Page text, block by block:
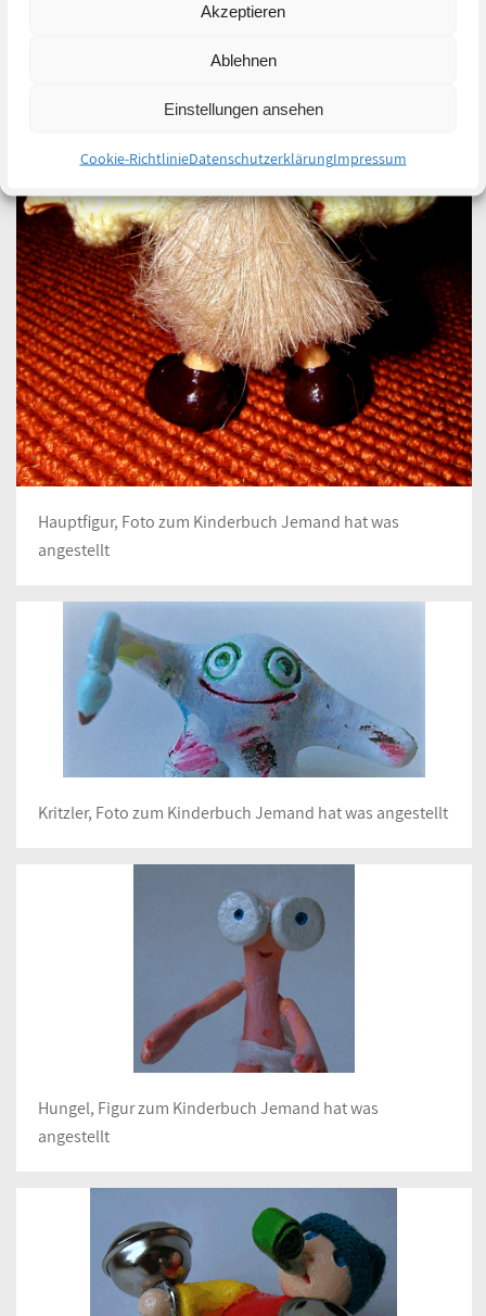
Akzeptieren
Ablehnen
Einstellungen ansehen
Cookie-RichtlinieDatenschutzerklärungImpressum
Hauptfigur, Foto zum Kinderbuch Jemand hat was
angestellt
Kritzler, Foto zum Kinderbuch Jemand hat was angestellt
Hungel, Figur zum Kinderbuch Jemand hat was
angestellt